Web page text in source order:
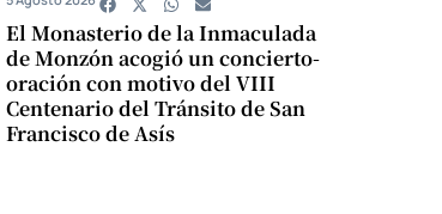
El Monasterio de la Inmaculada
de Monzón acogió un concierto-
oración con motivo del VIII
Centenario del Tránsito de San
Francisco de Asís